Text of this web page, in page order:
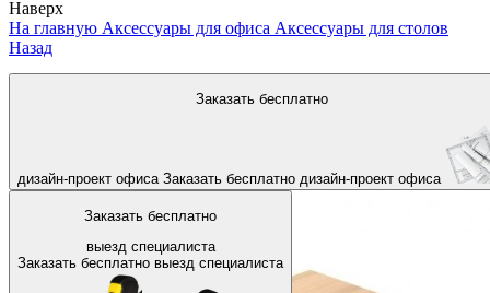
Наверх
Заказать бесплатно
дизайн-проект офиса Заказать бесплатно дизайн-проект офиса
Заказать бесплатно
выезд специалиста
Заказать бесплатно выезд специалиста
На главную Аксессуары для офиса Аксессуары для столов
Назад